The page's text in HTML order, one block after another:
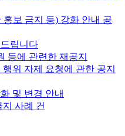
보 금지 등) 강화 안내 공
립니다
등에 관련한 재공지
위 자제 요청에 관한 공지
및 변경 안내
사례 건